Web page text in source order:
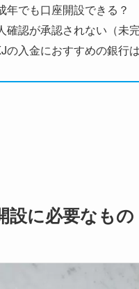
年でも口座開設できる？
確認が承認されない（未
の入金におすすめの銀行
設に必要なもの